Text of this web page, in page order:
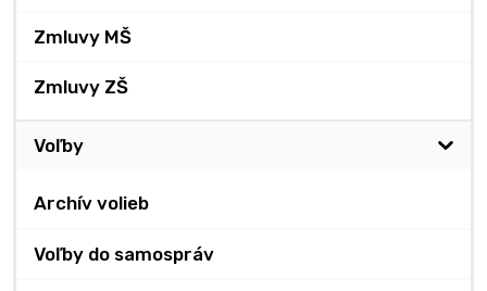
Zmluvy MŠ
Zmluvy ZŠ
Voľby
Archív volieb
Voľby do samospráv